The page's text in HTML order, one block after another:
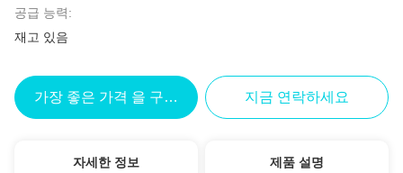
공급 능력:
재고 있음
가장 좋은 가격 을 구하라 지금 연락하세요
자세한 정보 제품 설명